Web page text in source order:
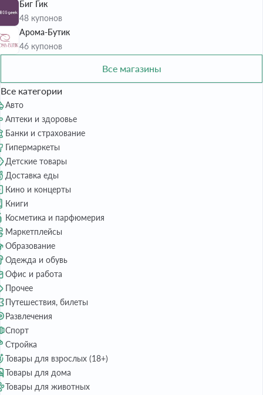
Биг Гик
48 купонов
Арома-Бутик
46 купонов
Все магазины
Все категории
Авто
Аптеки и здоровье
Банки и страхование
Гипермаркеты
Детские товары
Доставка еды
Кино и концерты
Книги
Косметика и парфюмерия
Маркетплейсы
Образование
Одежда и обувь
Офис и работа
Прочее
Путешествия, билеты
Развлечения
Спорт
Стройка
Товары для взрослых (18+)
Товары для дома
Товары для животных